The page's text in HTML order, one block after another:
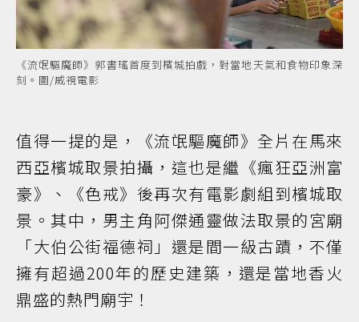
《流氓驅魔師》郭書瑤首度到檳城拍戲，對當地天氣和食物印象深
刻。圖/威視電影
值得一提的是，《流氓驅魔師》全片在馬來
西亞檳城取景拍攝，這也是繼《瘋狂亞洲富
豪》、《色戒》後再次有電影劇組到檳城取
景。其中，男主角阿傑通靈做法取景的宮廟
「大伯公街福德祠」還是間一級古蹟，不僅
擁有超過200年的歷史建築，還是當地香火
鼎盛的熱門廟宇！